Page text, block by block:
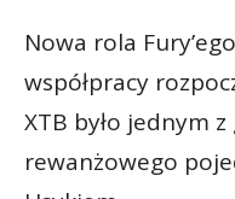
Nowa rola
współpracy
XTB było jednym
rewanżowego